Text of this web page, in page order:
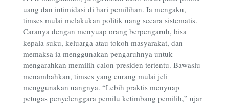
uang dan intimidasi di hari pemilihan. Ia mengaku,
timses mulai melakukan politik uang secara sistematis.
Caranya dengan menyuap orang berpengaruh, bisa
kepala suku, keluarga atau tokoh masyarakat, dan
memaksa ia menggunakan pengaruhnya untuk
mengarahkan memilih calon presiden tertentu. Bawaslu
menambahkan, timses yang curang mulai jeli
menggunakan uangnya. “Lebih praktis menyuap
petugas penyelenggara pemilu ketimbang pemilih,” ujar